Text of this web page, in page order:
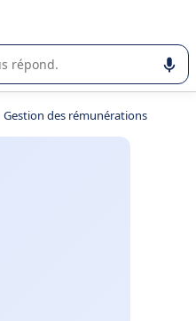
ou la sélection de
Gestion des rémunérations